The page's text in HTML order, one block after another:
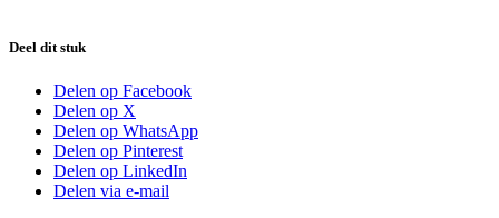
Deel dit stuk
Delen op Facebook
Delen op X
Delen op WhatsApp
Delen op Pinterest
Delen op LinkedIn
Delen via e-mail